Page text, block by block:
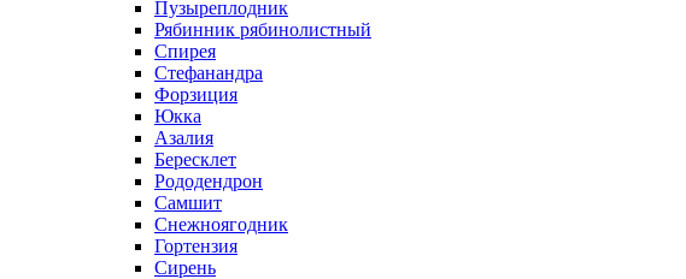
Пузыреплодник
Рябинник рябинолистный
Спирея
Стефанандра
Форзиция
Юкка
Азалия
Бересклет
Рододендрон
Самшит
Снежноягодник
Гортензия
Сирень